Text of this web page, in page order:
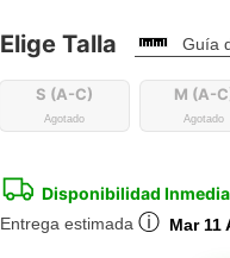
Elige Talla Guía
S (A-C)
Agotado
M (A-
Agotado
Disponibilidad
Entrega estimada ⓘ Mar 11